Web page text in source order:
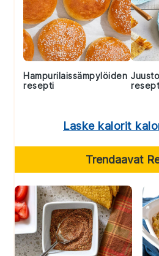
Hampurilaissämpylöiden
resepti
Laske kalorit
Trendaavat